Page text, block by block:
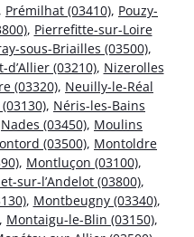
, Prémilhat (03410), Pouzy-
, Pierrefitte-sur-Loire
sous-Briailles (03500),
d’Allier (03210), Nizerolles
(03320), Neuilly-le-Réal
, Néris-les-Bains
Nades (03450), Moulins
(03500), Montoldre
, Montluçon (03100),
sur-l’Andelot (03800),
, Montbeugny (03340),
, Montaigu-le-Blin (03150),